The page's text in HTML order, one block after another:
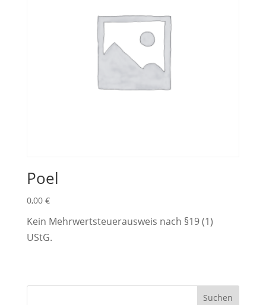
Poel
0,00 €
Kein Mehrwertsteuerausweis nach §19 (1)
UStG.